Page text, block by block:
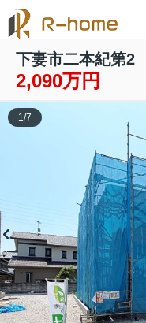
下妻市二本紀第
2,090万円
1/7